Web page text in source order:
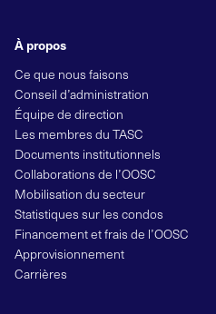
À propos
Ce que nous faisons
Conseil d’administration
Équipe de direction
Les membres du TASC
Documents institutionnels
Collaborations de l’OOSC
Mobilisation du secteur
Statistiques sur les condos
Financement et frais de l’OOSC
Approvisionnement
Carrières